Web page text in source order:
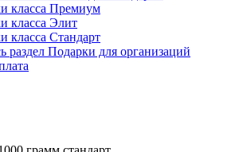
класса Премиум
класса Элит
класса Стандарт
раздел Подарки для организаций